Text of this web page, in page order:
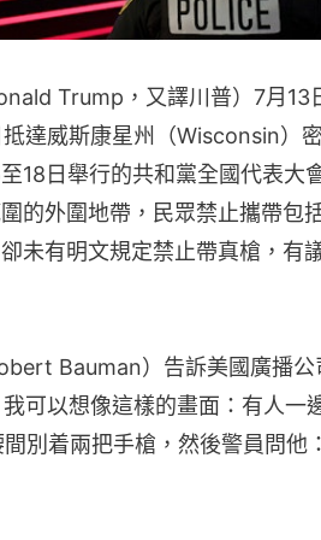
Trump，又譯川普）7月13
達威斯康星州（Wisconsin）
18日舉行的共和黨全國代表大
的外圍地帶，民眾禁止攜帶包
未有明文規定禁止帶真槍，有
Bauman）告訴美國廣播公
可以想像這樣的畫面：有人一
別着兩把手槍，然後警員問他